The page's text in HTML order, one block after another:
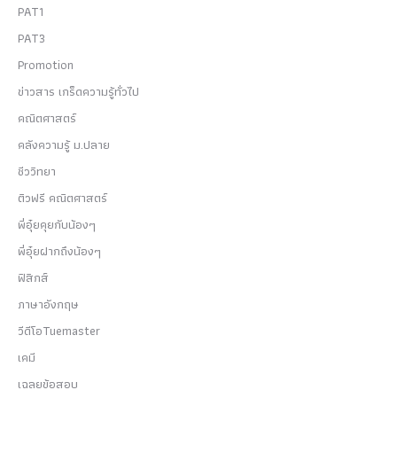
PAT1
PAT3
Promotion
ข่าวสาร เกร็ดความรู้ทั่วไป
คณิตศาสตร์
คลังความรู้ ม.ปลาย
ชีววิทยา
ติวฟรี คณิตศาสตร์
พี่อุ๋ยคุยกับน้องๆ
พี่อุ๋ยฝากถึงน้องๆ
ฟิสิกส์
ภาษาอังกฤษ
วีดีโอTuemaster
เคมี
เฉลยข้อสอบ